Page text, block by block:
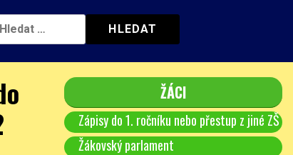
ŽÁCI
Zápisy do 1. ročníku nebo přestup z jiné ZŠ
Žákovský parlament